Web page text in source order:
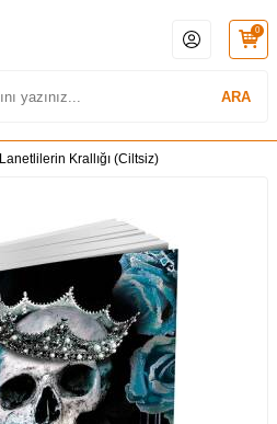
ARA
0
Lanetlilerin Krallığı (Ciltsiz)